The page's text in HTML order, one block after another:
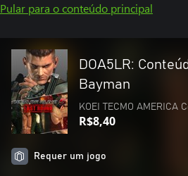
Pular para o conteúdo principal
DOA5LR:
Bayman
KOEI TECMO AMERICA
R$8,40
Requer um jogo